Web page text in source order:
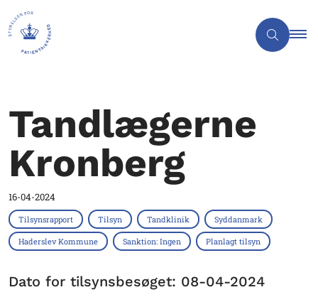
Tandlægerne
Kronberg
16-04-2024
Tilsynsrapport Tilsyn Tandklinik Syddanmark
Haderslev Kommune Sanktion: Ingen Planlagt tilsyn
Dato for tilsynsbesøget: 08-04-2024